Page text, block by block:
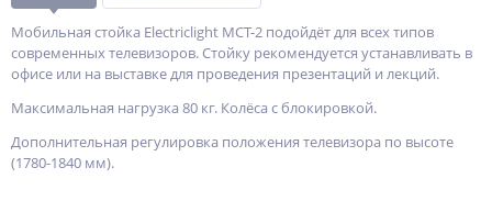
Мобильная стойка Electriclight МСТ-2 подойдёт для всех типов
современных телевизоров. Стойку рекомендуется устанавливать в
офисе или на выставке для проведения презентаций и лекций.
Максимальная нагрузка 80 кг. Колёса с блокировкой.
Дополнительная регулировка положения телевизора по высоте
(1780-1840 мм).